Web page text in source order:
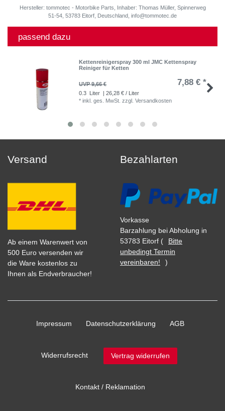
Hersteller: tommotec - Motorbike Parts, Inhaber: Thomas Müller, Spinnerweg
51-54, 53783 Eitorf, Deutschland, info@tommotec.de
passend dazu
Kettenreinigerspray 300 ml JMC Kettenspray
Reiniger für Ketten
UVP 9,66 € 7,88 € *
0.3 Liter
| 26,28 € / Liter
*inkl. ges. MwSt. zzgl.Versandkosten
Versand
Ab einem Warenwert von
500 Euro versenden wir
die Ware kostenlos zu
Ihnen als Endverbraucher!
Bezahlarten
Vorkasse
Barzahlung bei Abholung in
53783 Eitorf (
Bitte
unbedingt Termin
vereinbaren!
)
Impressum Daten­schutz­erklärung AGB
Widerrufs­recht Vertrag widerrufen
Kontakt / Reklamation